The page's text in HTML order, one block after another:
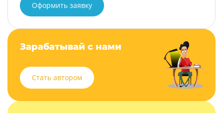
Оформить заявку
Зарабатывай с нами
Стать автором